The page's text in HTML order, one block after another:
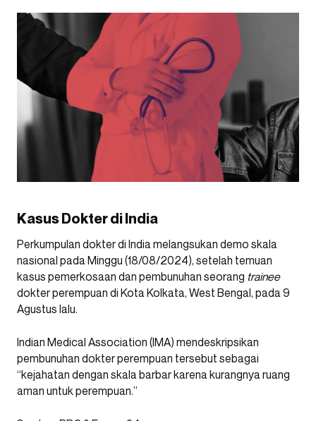
Kasus Dokter di India
Perkumpulan dokter di India melangsukan demo skala
nasional pada Minggu (18/08/2024), setelah temuan
kasus pemerkosaan dan pembunuhan seorang trainee
dokterperempuan di Kota Kolkata, West Bengal, pada 9
Agustus lalu.
Indian Medical Association (IMA) mendeskripsikan
pembunuhan dokter perempuan tersebut sebagai
“kejahatan dengan skala barbar karena kurangnya ruang
aman untuk perempuan.”